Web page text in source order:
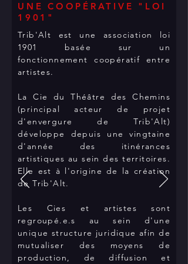
UNE COOPÉRATIVE "LOI
1901"
Trib'Alt est une association loi
1901 basée sur un
fonctionnement coopératif entre
artistes.
La Cie du Théâtre des Chemins
(principal acteur de projet
d'envergure de Trib'Alt)
développe depuis une vingtaine
d'année des itinérances
artistiques au sein des territoires.
Elle est à l'origine de la création
de Trib'Alt.
Les Cies et artistes sont
regroupé.e.s au sein d'une
unique structure juridique afin de
mutualiser des moyens de
production, de diffusion et